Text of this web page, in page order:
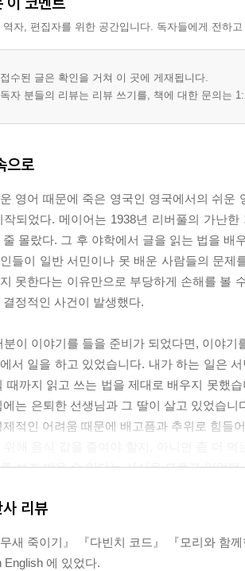
발음보다 알아들을 수 있는 발음이 먼저다
알파벳에 속지 마라 (모음)
적으로 들어라
계속 이어가고 싶으면, 의문사로 물어라
꾸 수정하지 마라
의 실수를 고쳐주고 싶으면, 직접 말하라
를 부드럽게 시작할 수 있는 질문
를 자연스럽게 이어갈 수 있는 대답
운 영어 단어 가이드
단어 x 6 = 9,000 단어
(사무실, 공직, 임무, 관공서)
(공공의, 국민, 공개의, 공적인)
(일하다, 효과가 있다, 작동하다, 작품)
시간, 기회, 시기에 맞추다, ~번)
잡다, 주장하다, 개최하다, 적용되다)
가지고 가다, 섭취하다, 떠맡다. 필요로 하다)
강한, 유력한, 뛰어난, 열렬한)
역자, 편집자를 위한 공간입니다. 독자들에게 전하
접수된 글은 확인을 거쳐 이 곳에 게재됩니다.
독자 분들의 리뷰는 리뷰 쓰기를, 책에 대한 문의는
으로
영어 때문에 죽은 영국인 영국에서의 쉬운
작되었다. 메이어는 1938년 리버풀의 가난
줄 몰랐다. 그 후 야학에서 글을 읽는 법을 배
들이 일반 서민이나 못 배운 사람들의 문
못한다는 이유만으로 부당하게 손해를 볼
결정적인 사건이 발생했다.
분이 이야기를 들을 준비가 되었다면, 이야
서 일을 하고 있었습니다. 내가 하는 일은
때까지 읽고 쓰는 법을 제대로 배우지 못했
에는 은퇴한 선생님과 그 딸이 살고 있었습
제적인 어려움 때문에 배고픔과 추위로 힘들
보조 받을 수 있다는 사실을 모르고 있었
에 두 대의 구급차가 와 있었습니다. 두 사람
니다."
리뷰
무새 죽이기』 『다빈치 코드』 『모리와 함
English 에 있었다.